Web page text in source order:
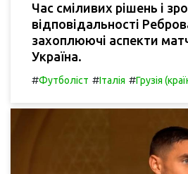
Час сміливих рішень і
відповідальності
захоплюючі аспекти
Україна.
#Футболіст #Італія #Грузія